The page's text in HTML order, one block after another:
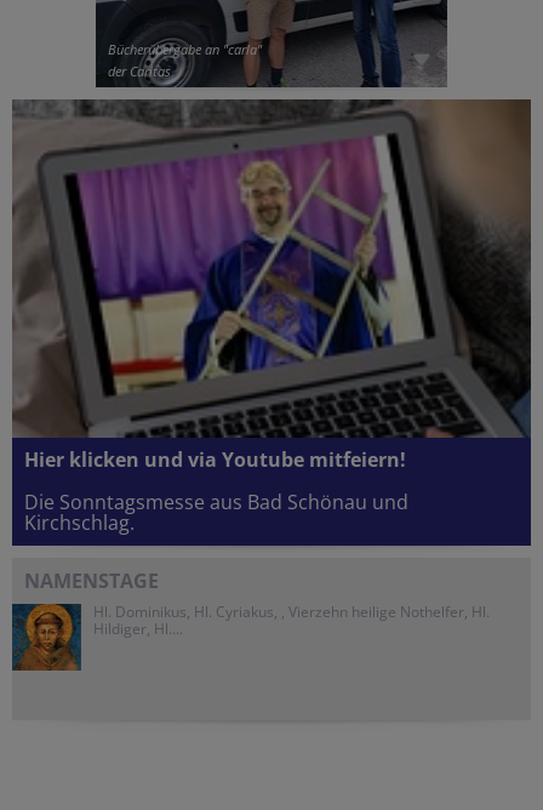
Bücherübergabe an "carla"
der Caritas
Hier klicken und via Youtube mitfeiern!
Die Sonntagsmesse aus Bad Schönau und
Kirchschlag.
NAMENSTAGE
Hl. Dominikus, Hl. Cyriakus, , Vierzehn heilige Nothelfer, Hl.
Hildiger, Hl....